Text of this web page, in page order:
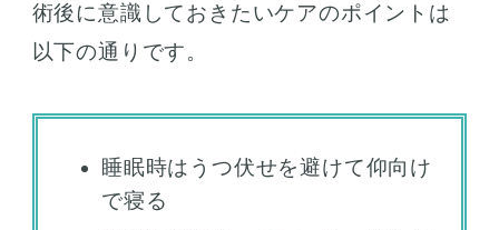
術後に意識しておきたいケアのポイントは
以下の通りです。
睡眠時はうつ伏せを避けて仰向け
で寝る